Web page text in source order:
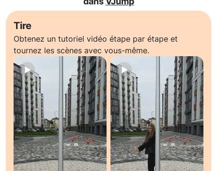
Tire
Obtenez un tutoriel vidéo étape par étape et
tournez les scènes avec vous-même.